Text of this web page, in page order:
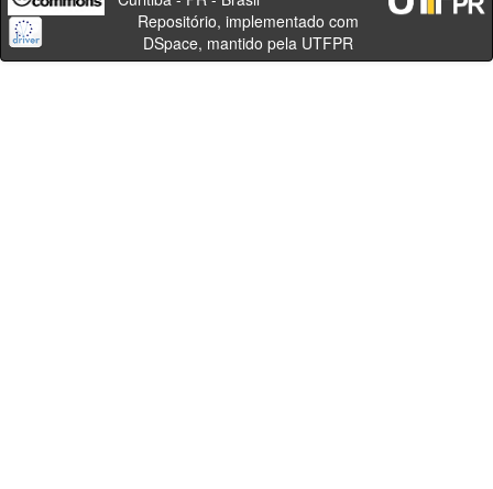
Repositório, implementado com
DSpace, mantido pela UTFPR